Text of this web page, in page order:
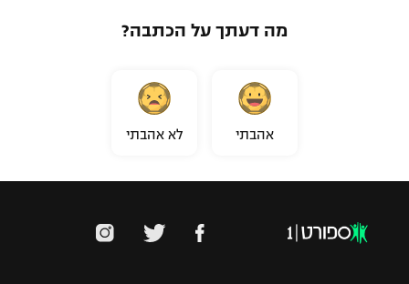
מה דעתך על הכתבה?
אהבתי לא אהבתי